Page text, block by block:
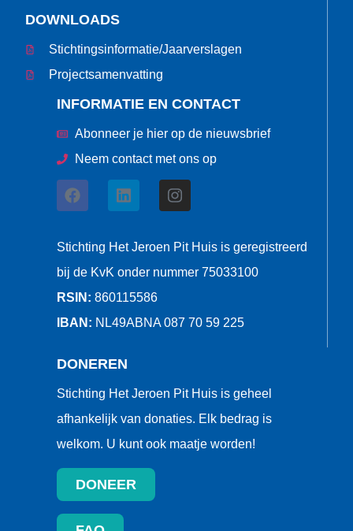
DOWNLOADS
Stichtingsinformatie/Jaarverslagen
Projectsamenvatting
INFORMATIE EN CONTACT
Abonneer je hier op de nieuwsbrief
Neem contact met ons op
Stichting Het Jeroen Pit Huis is geregistreerd
bij de KvK onder nummer 75033100
RSIN: 860115586
IBAN: NL49ABNA 087 70 59 225
DONEREN
Stichting Het Jeroen Pit Huis is geheel
afhankelijk van donaties. Elk bedrag is
welkom. U kunt ook maatje worden!
DONEER